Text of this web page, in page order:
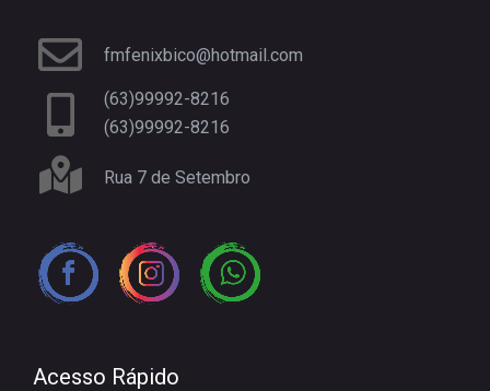
fmfenixbico@hotmail.com
(63)99992-8216
(63)99992-8216
Rua 7 de Setembro
Acesso Rápido